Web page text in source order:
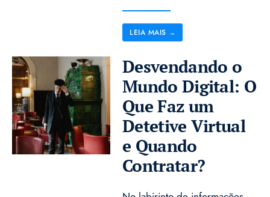
LEIA MAIS →
Desvendando o
Mundo Digital: O
Que Faz um
Detetive Virtual
e Quando
Contratar?